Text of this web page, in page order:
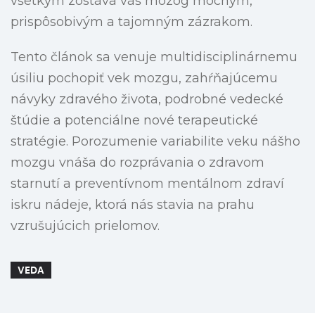
prispôsobivým a tajomným zázrakom.
Tento článok sa venuje multidisciplinárnemu
úsiliu pochopiť vek mozgu, zahŕňajúcemu
návyky zdravého života, podrobné vedecké
štúdie a potenciálne nové terapeutické
stratégie. Porozumenie variabilite veku nášho
mozgu vnáša do rozprávania o zdravom
starnutí a preventívnom mentálnom zdraví
iskru nádeje, ktorá nás stavia na prahu
vzrušujúcich prielomov.
VEDA